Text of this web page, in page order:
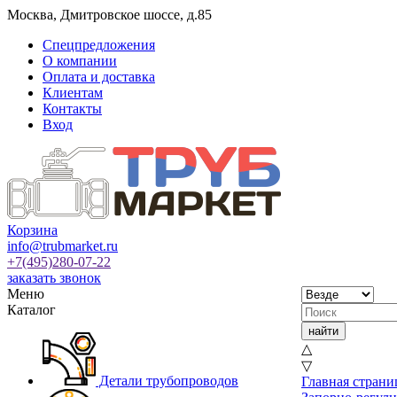
Москва, Дмитровское шоссе, д.85
Спецпредложения
О компании
Оплата и доставка
Клиентам
Контакты
Вход
Корзина
info@trubmarket.ru
+7(495)280-07-22
заказать звонок
Меню
Каталог
Детали трубопроводов
△
▽
Главная